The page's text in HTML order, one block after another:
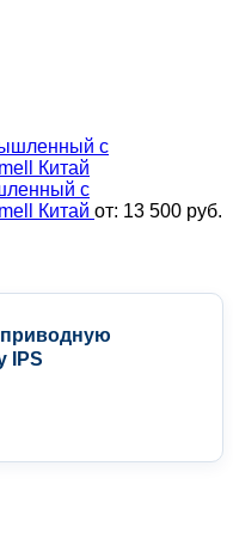
с
Китай от: 13 500 руб.
IPS